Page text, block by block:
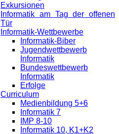
Exkursionen
Informatik am Tag der offenen
Tür
Informatik-Wettbewerbe
Informatik-Biber
Jugendwettbewerb
Informatik
Bundeswettbewerb
Informatik
Erfolge
Curriculum
Medienbildung 5+6
Informatik 7
IMP 8-10
Informatik 10, K1+K2